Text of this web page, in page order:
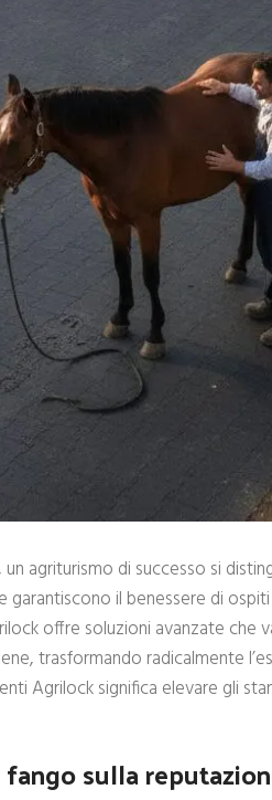
agriturismo di successo si
garantiscono il benessere di
offre soluzioni avanzate che
trasformando radicalmente
Agrilock significa elevare gli
sulla